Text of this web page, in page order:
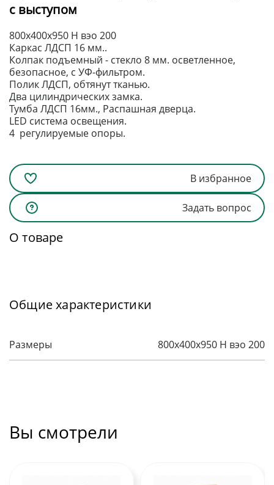
с выступом
Каркас ЛДСП 16 мм..
Колпак подъемный - стекло 8 мм. осветленное,
безопасное, с УФ-фильтром.
Полик ЛДСП, обтянут тканью.
Два цилиндрических замка.
Тумба ЛДСП 16мм., Распашная дверца.
LED система освещения.
4 регулируемые опоры.
800x400x950 H вэо 200
В избранное
Задать вопрос
О товаре
Общие характеристики
Размеры 800x400x950 H вэо 200
Вы смотрели